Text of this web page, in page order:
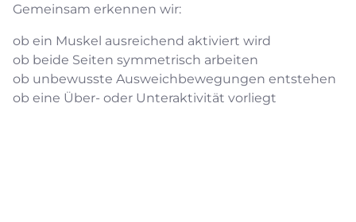
Gemeinsam erkennen wir:
ob ein Muskel ausreichend aktiviert wird
ob beide Seiten symmetrisch arbeiten
ob unbewusste Ausweichbewegungen entstehen
ob eine Über- oder Unteraktivität vorliegt